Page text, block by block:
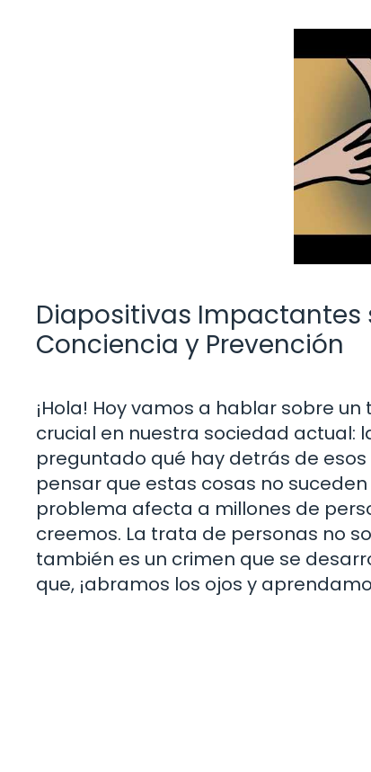
Diapositivas Impactantes
Conciencia y Prevención
¡Hola! Hoy vamos a hablar sobre
crucial en nuestra sociedad actual:
preguntado qué hay detrás de
pensar que estas cosas no
problema afecta a millones de
creemos. La trata de personas no
también es un crimen que se
que, ¡abramos los ojos y